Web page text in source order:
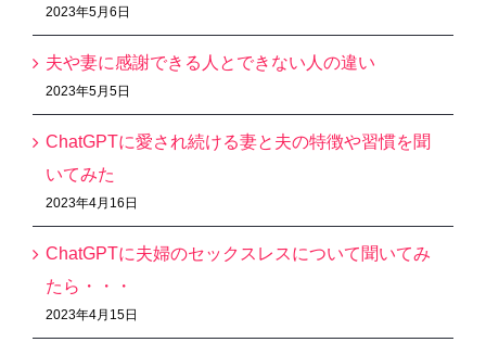
2023年5月6日
夫や妻に感謝できる人とできない人の違い
2023年5月5日
ChatGPTに愛され続ける妻と夫の特徴や習慣を聞
いてみた
2023年4月16日
ChatGPTに夫婦のセックスレスについて聞いてみ
たら・・・
2023年4月15日